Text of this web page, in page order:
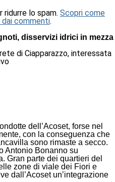
lo spam. Scopri come
commenti.
disservizi idrici in mezza
di Ciapparazzo, interessata
dell’Acoset, forse nel
con la conseguenza che
sono rimaste a secco.
Antonio Bonanno su
Gran parte dei quartieri del
zone di viale dei Fiori e
dall’Acoset un’integrazione